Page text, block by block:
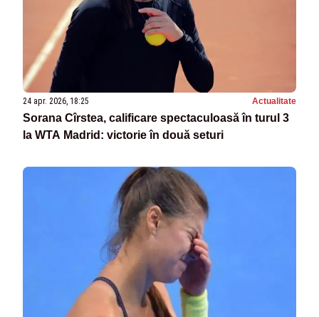
24 apr. 2026, 18:25 Actualitate
Sorana Cîrstea, calificare spectaculoasă în turul 3
la WTA Madrid: victorie în două seturi